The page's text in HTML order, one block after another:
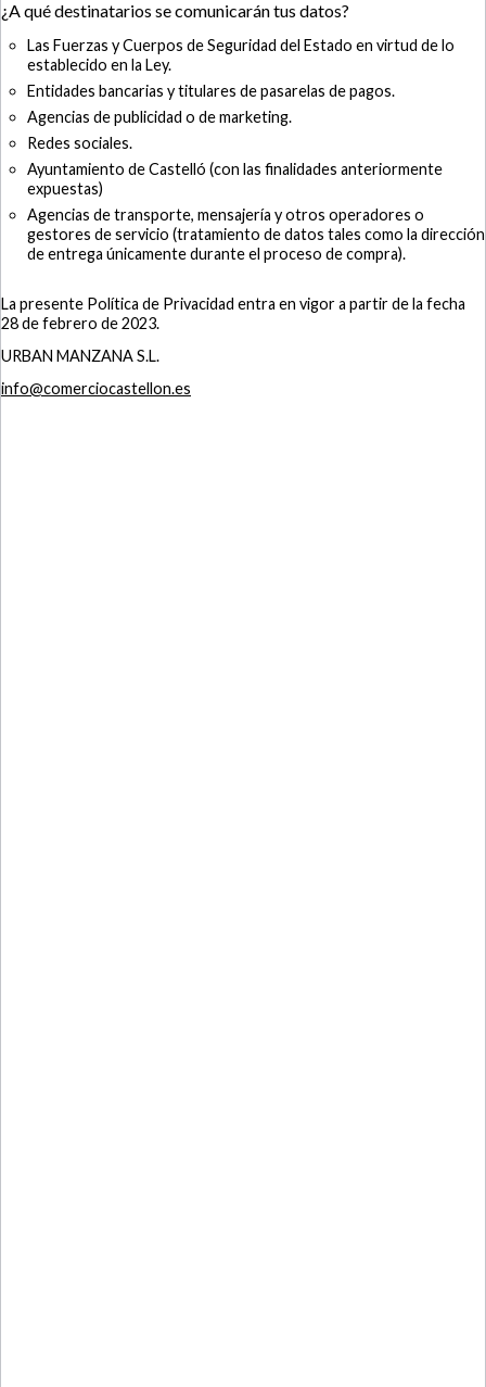
¿A qué destinatarios se comunicarán tus datos?
Las Fuerzas y Cuerpos de Seguridad del Estado en virtud de lo
establecido en la Ley.
Entidades bancarias y titulares de pasarelas de pagos.
Agencias de publicidad o de marketing.
Redes sociales.
Ayuntamiento de Castelló (con las finalidades anteriormente
expuestas)
Agencias de transporte, mensajería y otros operadores o
gestores de servicio (tratamiento de datos tales como la dirección
de entrega únicamente durante el proceso de compra).
La presente Política de Privacidad entra en vigor a partir de la fecha
28 de febrero de 2023.
URBAN MANZANA S.L.
info@comerciocastellon.es